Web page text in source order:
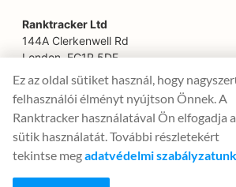
SEO pénzügyi tervezőknek
SEO az élelmiszer-udvarok számára
SEO virágüzleteknek
SEO Food Trucks számára
Ranktracker Ltd
144A Clerkenwell Rd
London, EC1R 5DF
Company No: 08820809
2015 -2026© Ranktracker. All
Ez az oldal sütiket használ, hogy
felhasználói élményt nyújtson Önnek. A
Ranktracker használatával Ön elfogadja a
sütik használatát. További részletekért
tekintse megadatvédelmi